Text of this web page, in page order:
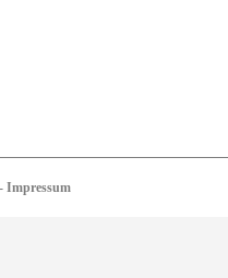
- Impressum